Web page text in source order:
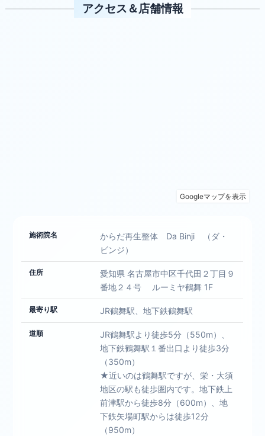
アクセス＆店舗情報
施術院名
からだ再生整体 Da Binji （ダ・
ビンジ）
住所
愛知県 名古屋市中区千代田２丁目９
番地２４号 ルーミヤ鶴舞 1F
最寄り駅 JR鶴舞駅、地下鉄鶴舞駅
道順
JR鶴舞駅より徒歩5分（550m）、
地下鉄鶴舞駅１番出口より徒歩3分
（350m）
★近いのは鶴舞駅ですが、栄・大須
地区の駅も徒歩圏内です。地下鉄上
前津駅から徒歩8分（600m）、地
下鉄矢場町駅からは徒歩12分
（950m）